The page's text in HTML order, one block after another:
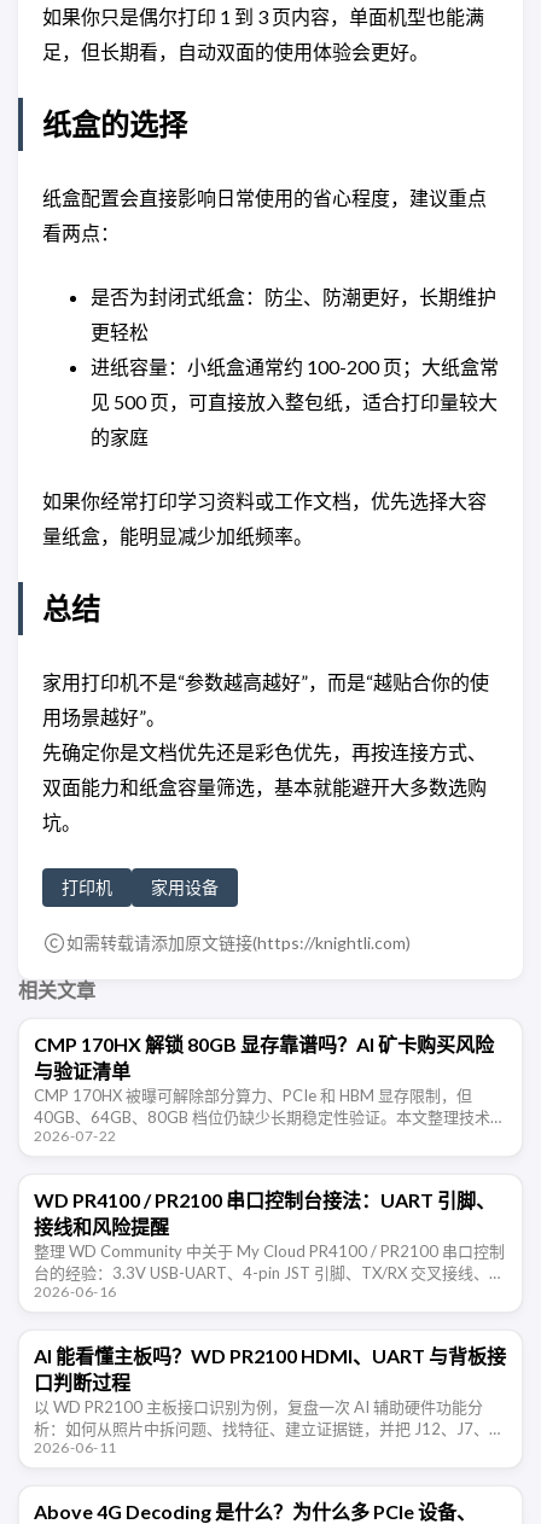
如果你只是偶尔打印 1 到 3 页内容，单面机型也能满
足，但长期看，自动双面的使用体验会更好。
纸盒的选择
纸盒配置会直接影响日常使用的省心程度，建议重点
看两点：
是否为封闭式纸盒：防尘、防潮更好，长期维护
更轻松
进纸容量：小纸盒通常约 100-200 页；大纸盒常
见 500 页，可直接放入整包纸，适合打印量较大
的家庭
如果你经常打印学习资料或工作文档，优先选择大容
量纸盒，能明显减少加纸频率。
总结
家用打印机不是“参数越高越好”，而是“越贴合你的使
用场景越好”。
先确定你是文档优先还是彩色优先，再按连接方式、
双面能力和纸盒容量筛选，基本就能避开大多数选购
坑。
打印机 家用设备
如需转载请添加原文链接(https://knightli.com)
相关文章
CMP 170HX 解锁 80GB 显存靠谱吗？AI 矿卡购买风险
与验证清单
CMP 170HX 被曝可解除部分算力、PCIe 和 HBM 显存限制，但
40GB、64GB、80GB 档位仍缺少长期稳定性验证。本文整理技术边
界、购买风险和验收清单。
2026-07-22
WD PR4100 / PR2100 串口控制台接法：UART 引脚、
接线和风险提醒
整理 WD Community 中关于 My Cloud PR4100 / PR2100 串口控制
台的经验：3.3V USB-UART、4-pin JST 引脚、TX/RX 交叉接线、
115200 …
2026-06-16
AI 能看懂主板吗？WD PR2100 HDMI、UART 与背板接
口判断过程
以 WD PR2100 主板接口识别为例，复盘一次 AI 辅助硬件功能分
析：如何从照片中拆问题、找特征、建立证据链，并把 J12、J7、
J50 等接口判断转成可实测的验证清单。
2026-06-11
Above 4G Decoding 是什么？为什么多 PCIe 设备、